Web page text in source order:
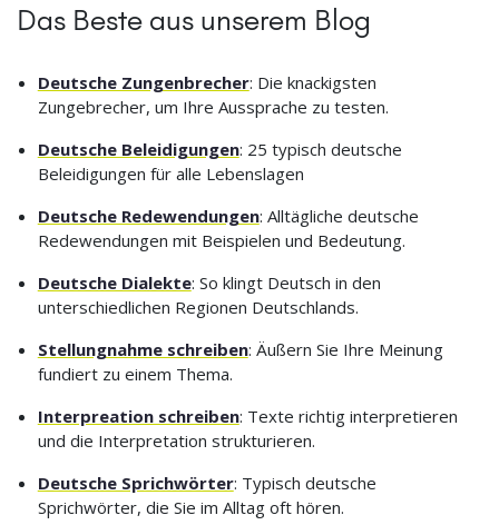
Das Beste aus unserem Blog
Deutsche Zungenbrecher: Die knackigsten
Zungebrecher, um Ihre Aussprache zu testen.
Deutsche Beleidigungen: 25 typisch deutsche
Beleidigungen für alle Lebenslagen
Deutsche Redewendungen: Alltägliche deutsche
Redewendungen mit Beispielen und Bedeutung.
Deutsche Dialekte: So klingt Deutsch in den
unterschiedlichen Regionen Deutschlands.
Stellungnahme schreiben: Äußern Sie Ihre Meinung
fundiert zu einem Thema.
Interpreation schreiben: Texte richtig interpretieren
und die Interpretation strukturieren.
Deutsche Sprichwörter: Typisch deutsche
Sprichwörter, die Sie im Alltag oft hören.